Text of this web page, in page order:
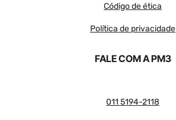
Código de ética
Política de privacidade
FALE COM A PM3
011 5194-2118